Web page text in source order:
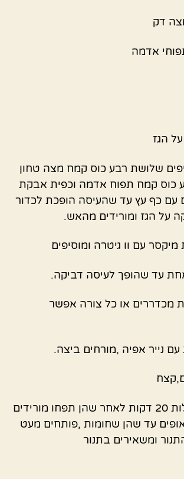
הגז
שלושת רבע כוס קמח מצה טחון
כוס קמח תפוח אדמה וכפית אבקת
עם כף עץ עד שהעיסה הופכת לכדור
על הגז ומורידים מהאש.
עם וו גיטרה ומוסיפים
מכדררים או כל צורה אפשר
נייר אפיה ,מורחים ביצה.
אופים 200 מעלות 20 דקות לאחר שהן תפחו מורידים
ואופים עד שהן שחומות ,פותחים מעט
ומשאירים בתנור